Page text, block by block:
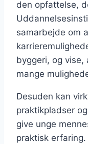
den opfattelse,
samarbejde om
byggeri, og vise,
mange
Desuden kan
praktikpladser
give unge
praktisk